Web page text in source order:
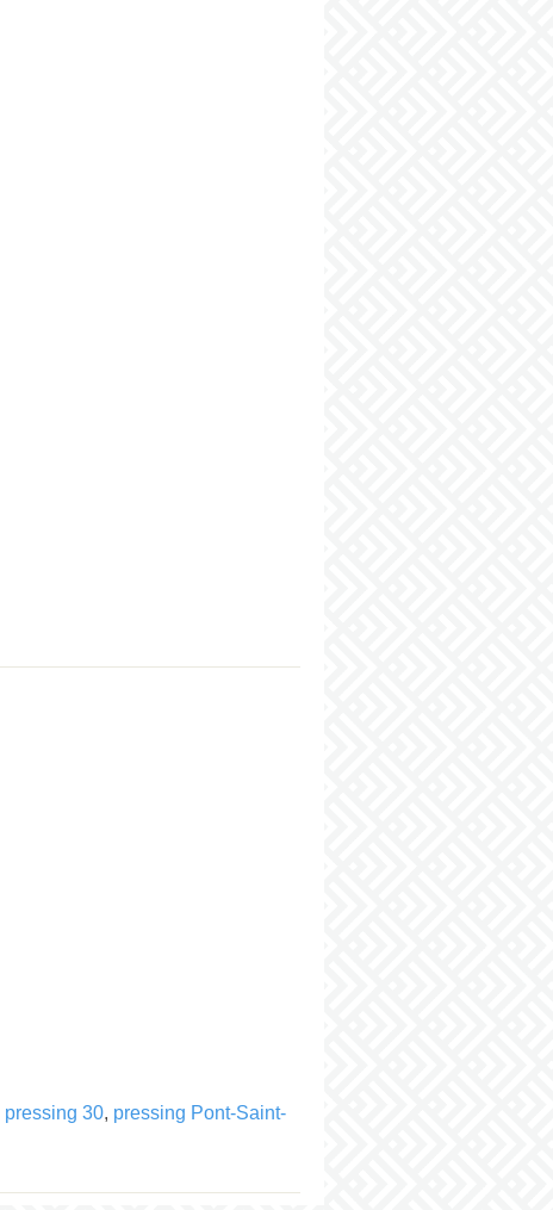
pressing 30, pressing Pont-Saint-